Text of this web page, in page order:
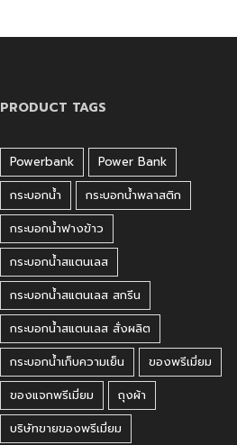
PRODUCT TAGS
Powerbank
Power Bank
กระบอกน้ำ
กระบอกน้ำพลาสติก
กระบอกน้ำฟางข้าว
กระบอกน้ำสแตนเลส
กระบอกน้ำสแตนเลส สกรีน
กระบอกน้ำสแตนเลส สั่งผลิต
กระบอกน้ำเก็บความเย็น
ของพรีเมี่ยม
ของแจกพรีเมี่ยม
ถุงผ้า
บริษัทขายของพรีเมี่ยม